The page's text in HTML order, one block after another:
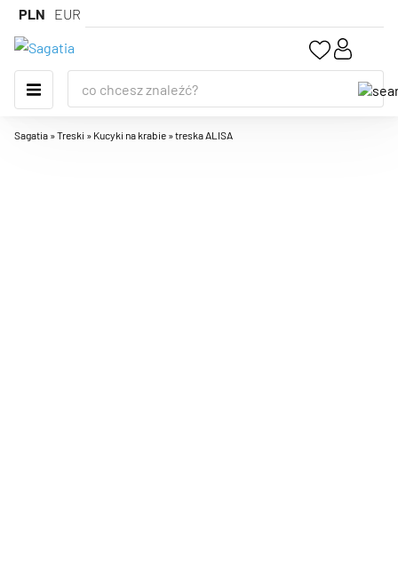
PLN EUR
Sagatia »Treski » Kucyki na krabie »treska ALISA